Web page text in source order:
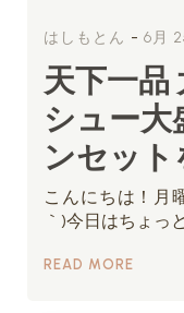
はしもとん - 6月
天下一品
シュー大
ンセット
こんにちは！月
｀)今日はちょっ
READ MORE